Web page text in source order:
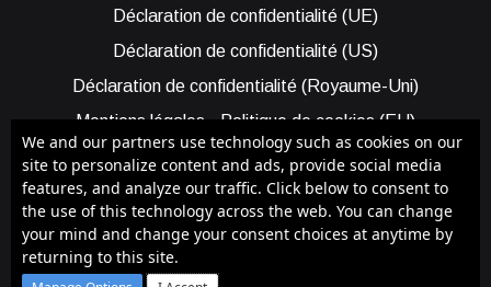
Déclaration de confidentialité (UE)
Déclaration de confidentialité (US)
Déclaration de confidentialité (Royaume-Uni)
Mentions légales
Politique de cookies (EU)
Cookie Policy (AUS)
Cookie Policy (US)
Qui sommes-nous ?
Participer à Blois Capitale
Bénéficier d’une assistance
Facebook
X
We and our partners use technology such as cookies on our
site to personalize content and ads, provide social media
features, and analyze our traffic. Click below to consent to
the use of this technology across the web. You can change
your mind and change your consent choices at anytime by
returning to this site.